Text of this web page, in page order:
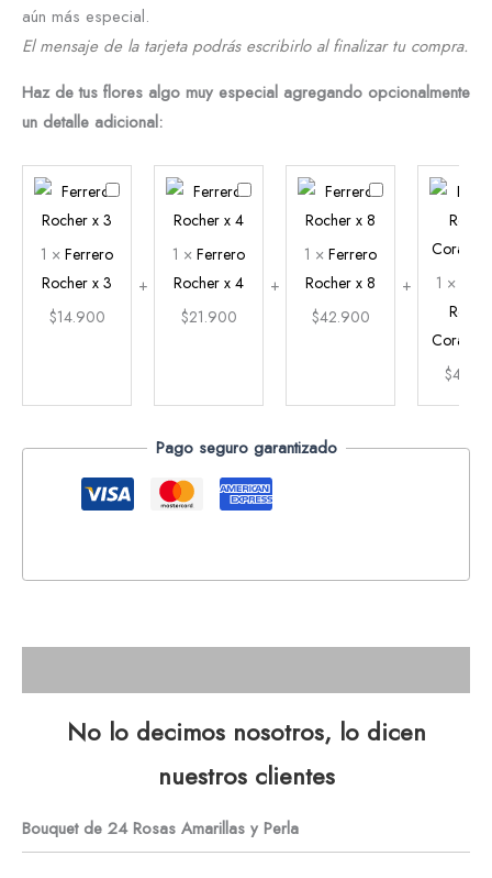
aún más especial.
El mensaje de la tarjeta podrás escribirlo al finalizar tu compra.
Haz de tus flores algo muy especial agregando opcionalmente
un detalle adicional:
Ferrero
Rocher
x
3
1 × Ferrero
Rocher x 3
$14.900
Ferrero
Rocher
x
4
1 × Ferrero
Rocher x 4
$21.900
Ferrero
Rocher
x
8
1 × Ferrero
Rocher x 8
$42.900
1 ×
$
Pago seguro garantizado
No lo decimos nosotros, lo dicen
nuestros clientes
Bouquet de 24 Rosas Amarillas y Perla